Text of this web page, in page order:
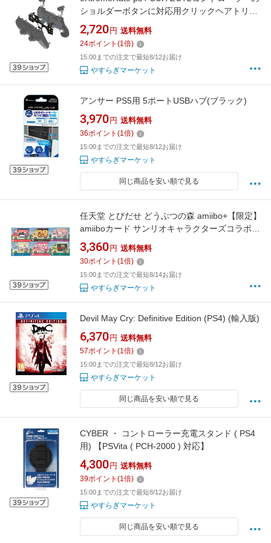
ショルダーボタンに対応用クリックヘアトリガ
ーキット、 ps4 Slim ProコントローラーJDM-
040/050/055に対応用のカスタムフラッシュシ
ョットトリガーストップ
2,720 円 送料無料
24ポイント (1倍)
15:00までの注文で最短8/12お届け
やすらぎマーケット
アンサー PS5用 5ポートUSBハブ(ブラック)
3,970 円 送料無料
36ポイント (1倍)
15:00までの注文で最短8/12お届け
やすらぎマーケット
同じ商品を安い順で見る
任天堂 とびだせ どうぶつの森 amiibo+【限定】
amiiboカード サンリオキャラクターズコラボ
全6種セット(ランダムシール3種付）
3,360 円 送料無料
30ポイント (1倍)
15:00までの注文で最短8/14お届け
やすらぎマーケット
Devil May Cry: Definitive Edition (PS4) (輸入版)
6,370 円 送料無料
57ポイント (1倍)
15:00までの注文で最短8/12お届け
やすらぎマーケット
同じ商品を安い順で見る
CYBER ・ コントローラー充電スタンド ( PS4
用) 【PSVita ( PCH-2000 ) 対応】
4,300 円 送料無料
39ポイント (1倍)
15:00までの注文で最短8/12お届け
やすらぎマーケット
同じ商品を安い順で見る